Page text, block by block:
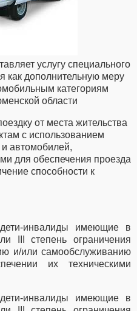
услугу специального
как дополнительную меру
категориям
области
от места жительства
с использованием
автомобилей,
для обеспечения проезда
способности к
инвалиды имеющие в
III степень ограничения
и/или самообслуживанию
их техническими
инвалиды имеющие в